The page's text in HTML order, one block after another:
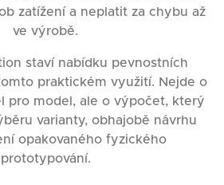
zatížení a neplatit za chybu až
ve výrobě.
staví nabídku pevnostních
praktickém využití. Nejde o
pro model, ale o výpočet, který
varianty, obhajobě návrhu
opakovaného fyzického
prototypování.